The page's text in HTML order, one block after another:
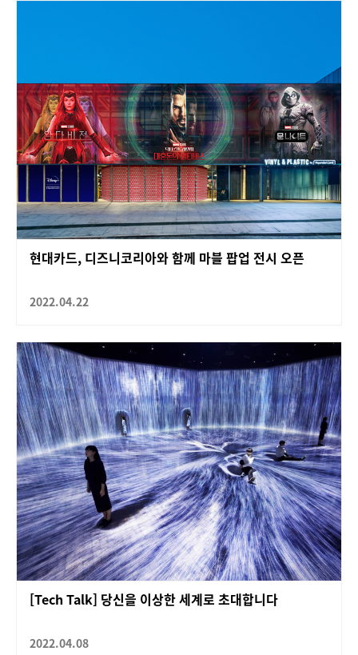
현대카드, 디즈니코리아와 함께 마블 팝업 전시 오픈
2022.04.22
[Tech Talk] 당신을 이상한 세계로 초대합니다
2022.04.08